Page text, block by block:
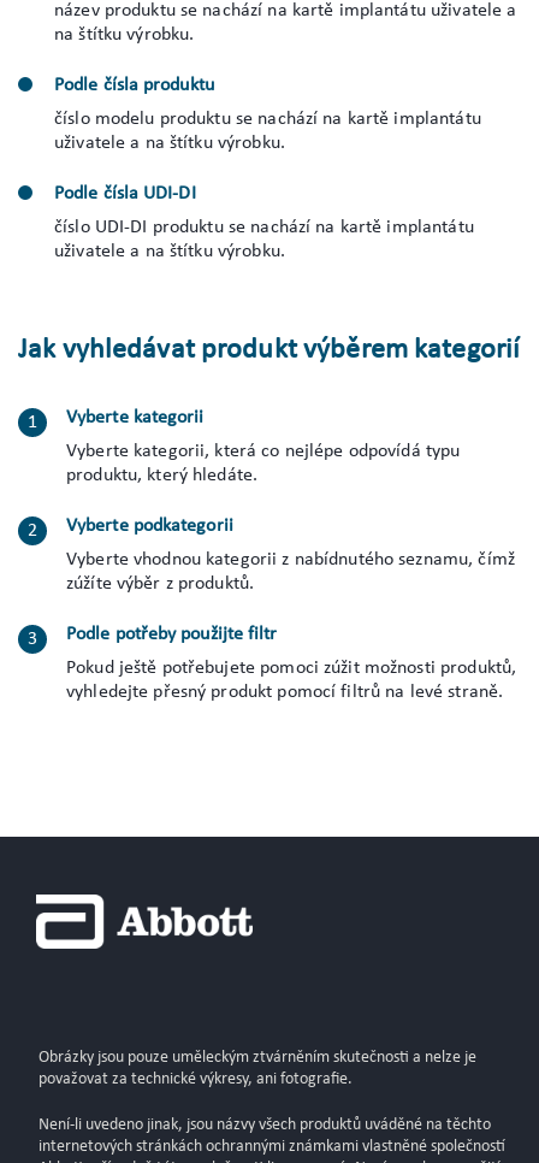
název produktu se nachází na kartě implantátu uživatele a
na štítku výrobku.
Podle čísla produktu
číslo modelu produktu se nachází na kartě implantátu
uživatele a na štítku výrobku.
Podle čísla UDI-DI
číslo UDI-DI produktu se nachází na kartě implantátu
uživatele a na štítku výrobku.
Jak vyhledávat produkt výběrem kategorií
Vyberte kategorii
Vyberte kategorii, která co nejlépe odpovídá typu
produktu, který hledáte.
Vyberte podkategorii
Vyberte vhodnou kategorii z nabídnutého seznamu, čímž
zúžíte výběr z produktů.
Podle potřeby použijte filtr
Pokud ještě potřebujete pomoci zúžit možnosti produktů,
vyhledejte přesný produkt pomocí filtrů na levé straně.
Obrázky jsou pouze uměleckým ztvárněním skutečnosti a nelze je
považovat za technické výkresy, ani fotografie.
Není-li uvedeno jinak, jsou názvy všech produktů uváděné na těchto
internetových stránkách ochrannými známkami vlastněné společností